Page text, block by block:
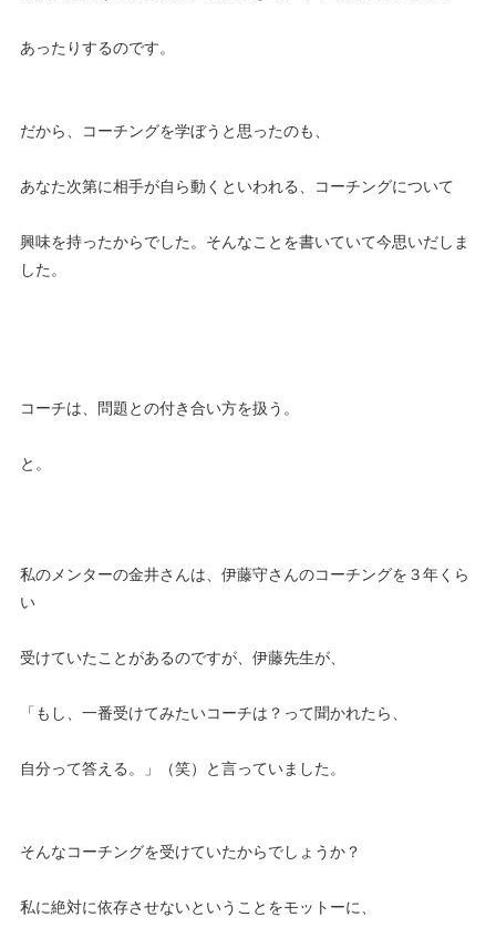
あったりするのです。
だから、コーチングを学ぼうと思ったのも、
あなた次第に相手が自ら動くといわれる、コーチングについて
興味を持ったからでした。そんなことを書いていて今思いだしま
した。
コーチは、問題との付き合い方を扱う。
と。
私のメンターの金井さんは、伊藤守さんのコーチングを３年くら
い
受けていたことがあるのですが、伊藤先生が、
「もし、一番受けてみたいコーチは？って聞かれたら、
自分って答える。」（笑）と言っていました。
そんなコーチングを受けていたからでしょうか？
私に絶対に依存させないということをモットーに、